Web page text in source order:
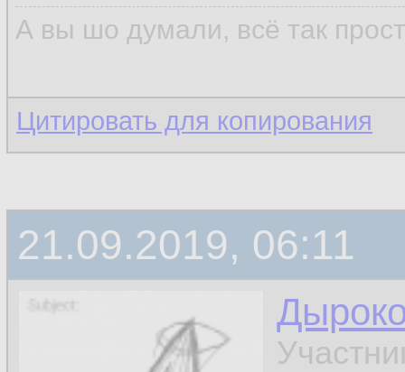
А вы шо думали, всё так
Цитировать для копирования
21.09.2019, 06:11